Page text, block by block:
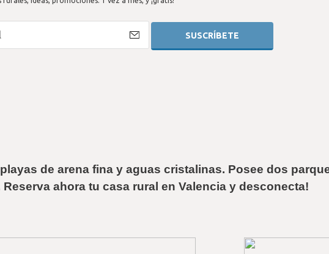
de arena fina y aguas cristalinas. Posee dos
Reserva ahora tu casa rural en Valencia y desconecta!